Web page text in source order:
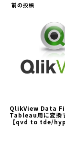
前の投稿
QlikView Data
Tableau用に変換
【qvd to tde/